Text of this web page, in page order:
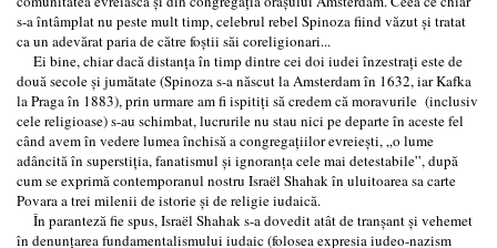
s-a întâmplat nu peste mult timp, celebrul rebel Spinoza fiind văzut şi tratat
ca un adevărat paria de către foştii săi coreligionari...
Ei bine, chiar dacă distanţa în timp dintre cei doi iudei înzestraţi este de
două secole şi jumătate (Spinoza s-a născut la Amsterdam în 1632, iar Kafka
la Praga în 1883), prin urmare am fi ispitiţi să credem că moravurile (inclusiv
cele religioase) s-au schimbat, lucrurile nu stau nici pe departe în aceste fel
când avem în vedere lumea închisă a congregaţiilor evreieşti, „o lume
adâncită în superstiţia, fanatismul şi ignoranţa cele mai detestabile”, după
cum se exprimă contemporanul nostru Israël Shahak în uluitoarea sa carte
Povara a trei milenii de istorie şi de religie iudaică.
În paranteză fie spus, Israël Shahak s-a dovedit atât de tranşant şi vehemet
în denunţarea fundamentalismului iudaic (folosea expresia iudeo-nazism